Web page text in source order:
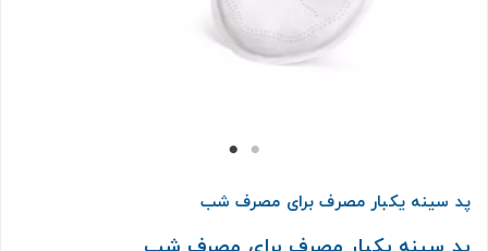
پد سینه یکبار مصرف برای مصرف شب